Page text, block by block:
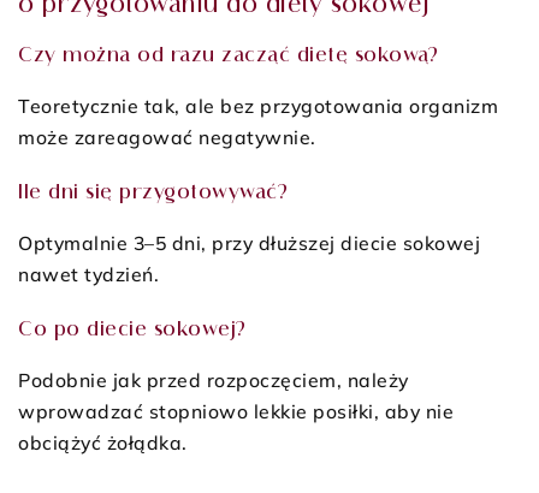
Czy można od razu zacząć dietę sokową?
Teoretycznie tak, ale bez przygotowania organizm
może zareagować negatywnie.
Ile dni się przygotowywać?
Optymalnie 3–5 dni, przy dłuższej diecie sokowej
nawet tydzień.
Co po diecie sokowej?
Podobnie jak przed rozpoczęciem, należy
wprowadzać stopniowo lekkie posiłki, aby nie
obciążyć żołądka.